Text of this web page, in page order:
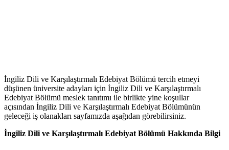
İngiliz Dili ve Karşılaştırmalı Edebiyat Bölümü tercih etmeyi
düşünen üniversite adayları için İngiliz Dili ve Karşılaştırmalı
Edebiyat Bölümü meslek tanıtımı ile birlikte yine koşullar
açısından İngiliz Dili ve Karşılaştırmalı Edebiyat Bölümünün
geleceği iş olanakları sayfamızda aşağıdan görebilirsiniz.
İngiliz Dili ve Karşılaştırmalı Edebiyat Bölümü Hakkında Bilgi